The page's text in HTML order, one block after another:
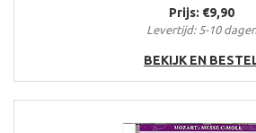
Prijs: €9,90
Levertijd: 5-10 dagen
BEKIJK EN